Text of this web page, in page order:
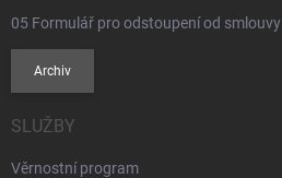
05 Formulář pro odstoupení od smlouvy
Archiv
SLUŽBY
Věrnostní program